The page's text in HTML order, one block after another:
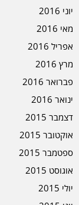
יוני 2016
מאי 2016
אפריל 2016
מרץ 2016
פברואר 2016
ינואר 2016
דצמבר 2015
אוקטובר 2015
ספטמבר 2015
אוגוסט 2015
יולי 2015